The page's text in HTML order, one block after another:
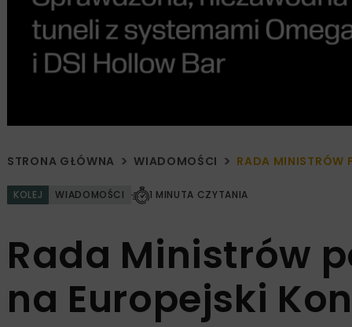
STRONA GŁÓWNA WIADOMOŚCI RADA MINISTRÓW
KOLEJ WIADOMOŚCI 1 MINUTA CZYTANIA
Rada Ministrów
na Europejski